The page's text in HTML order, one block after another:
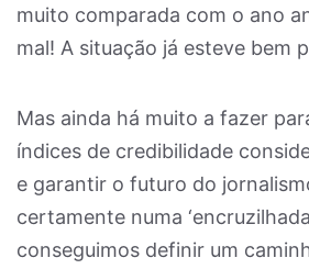
muito comparada com o ano
mal! A situação já esteve bem
Mas ainda há muito a fazer
índices de credibilidade
e garantir o futuro do
certamente numa
conseguimos definir um